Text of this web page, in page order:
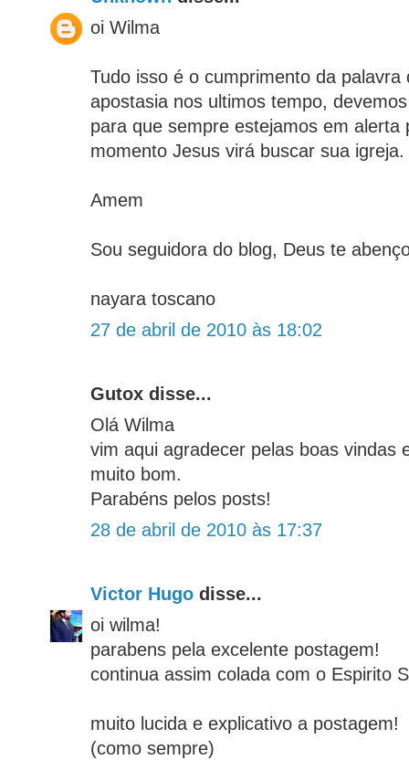
oi Wilma
Tudo isso é o cumprimento da palavra
apostasia nos ultimos tempo,
para que sempre estejamos em alerta
momento Jesus virá buscar sua igreja.
Amem
Sou seguidora do blog, Deus te
nayara toscano
27 de abril de 2010 às 18:02
Gutox disse...
Olá Wilma
vim aqui agradecer pelas boas vindas
muito bom.
Parabéns pelos posts!
28 de abril de 2010 às 17:37
Victor Hugo disse...
oi wilma!
parabens pela excelente postagem!
continua assim colada com o Espirito
muito lucida e explicativo a postagem!
(como sempre)